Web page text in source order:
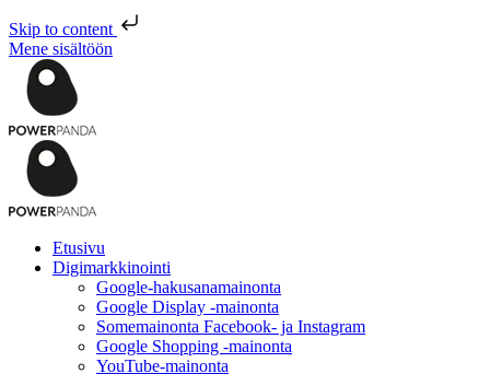
Skip to content
Mene sisältöön
Etusivu
Digimarkkinointi
Google-hakusanamainonta
Google Display -mainonta
Somemainonta Facebook- ja Instagram
Google Shopping -mainonta
YouTube-mainonta